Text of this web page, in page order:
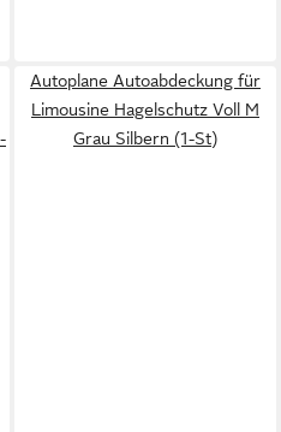
Autoplane Autoabdeckung für
Limousine Hagelschutz Voll M
Grau Silbern (1-St)